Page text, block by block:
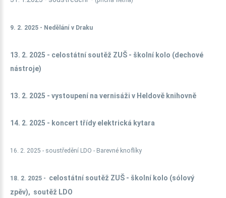
9. 2. 2025 - Nedělání v Draku
13. 2. 2025 - celostátní soutěž ZUŠ - školní kolo (dechové
nástroje)
13. 2. 2025 - vystoupení na vernisáži v Heldově knihovně
14. 2. 2025 - koncert třídy elektrická kytara
16. 2. 2025 - soustředění LDO - Barevné knoflíky
18. 2. 2025 - celostátní soutěž ZUŠ - školní kolo (sólový
zpěv), soutěž LDO